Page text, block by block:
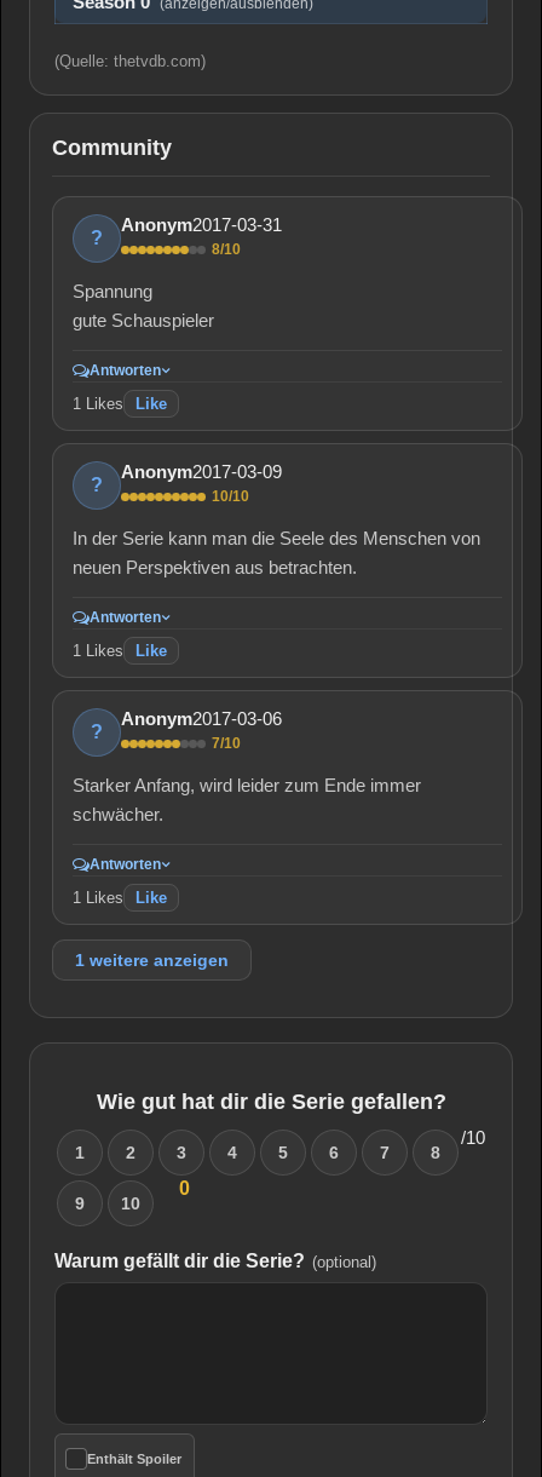
(anzeigen/ausblenden)
(Quelle: thetvdb.com)
Community
?
Anonym2017-03-31
8/10
Spannung
gute Schauspieler
Antworten
1 Likes Like
?
Anonym2017-03-09
10/10
In der Serie kann man die Seele des Menschen von
neuen Perspektiven aus betrachten.
Antworten
1 Likes Like
?
Anonym2017-03-06
7/10
Starker Anfang, wird leider zum Ende immer
schwächer.
Antworten
1 Likes Like
1 weitere anzeigen
Wie gut hat dir die Serie gefallen?
1 2 3 4 5 6 7 8
9 10
0
/10
Warum gefällt dir die Serie? (optional)
Enthält Spoiler